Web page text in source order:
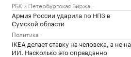
РБК и Петербургская Биржа
Армия России ударила по НПЗ в
Сумской области
Политика
IKEA делает ставку на человека, а не на
ИИ. Насколько это оправданно